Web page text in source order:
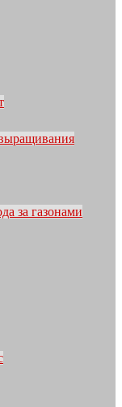
за газонами